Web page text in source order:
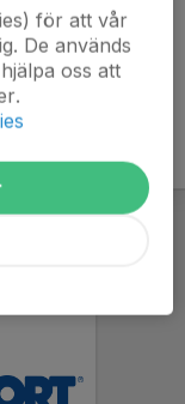
för att vår
De används
oss att